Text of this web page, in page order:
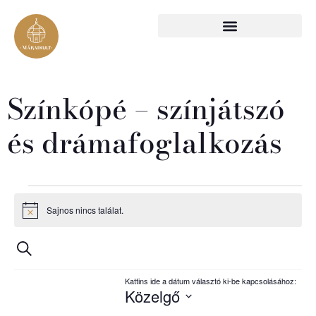
Színkópé – színjátszó
és drámafoglalkozás
Notice Sajnos nincs találat.
Események
keresése
Keresett kifejezés
nézetKözelgő